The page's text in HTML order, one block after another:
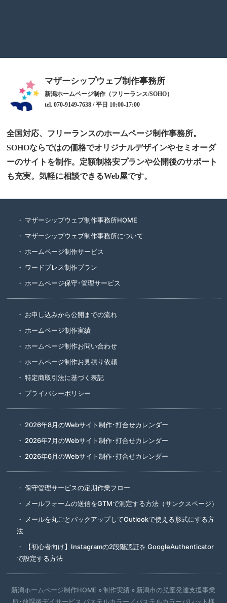
マザーシップウェブ制作事務所
新潟ホームページ制作（フリーランス/SOHO）
tel. 070-9149-7638 / 平日 10:00-17:00
全国対応、フリーランスのホームページ制作事務所。
SOHOならではの価格でオリジナルデザインやセミオーダ
ーのサイトを制作。定額制格安プランや公開後のサポート
も充実。気軽に相談できるWeb屋です。
マザーシップウェブ制作事務所HOME
マザーシップウェブ制作事務所について
ホームページ制作サービス
ワードプレス制作プラン
ホームページ保守･管理サービス
お申し込みから公開までの流れ
ホームページ制作実績
ホームページ制作お問い合わせ
ホームページ制作お見積り依頼
特定商取引法に基づく表記
プライバシーポリシー
2026年8月のWebサイト制作･打合せカレンダー
2026年7月のWebサイト制作･打合せカレンダー
2026年6月のWebサイト制作･打合せカレンダー
保守管理サービスの定期作業フロー
メールフォームの送信をGTMで測定する方法（サンクスページ）
メールを丸ごとバックアップしてOutlookで使える形式にする方
法
【初心者向け】Instagramの2段階認証を GoogleAuthenticator
で設定する方法
新潟ホームページ制作HOME »制作実績 » 新潟市の児童発達支援事業